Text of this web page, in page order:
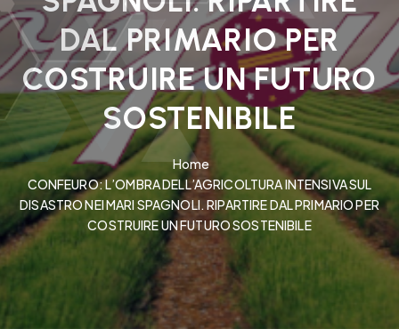
DAL PRIMARIO PER
COSTRUIRE UN FUTURO
SOSTENIBILE
Home
CONFEURO: L’OMBRA DELL’AGRICOLTURA INTENSIVA SUL
DISASTRO NEI MARI SPAGNOLI. RIPARTIRE DAL PRIMARIO PER
COSTRUIRE UN FUTURO SOSTENIBILE